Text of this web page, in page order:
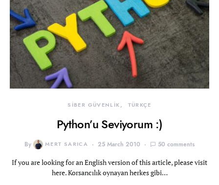
SİBER GÜVENLİK TÜRKÇE
Python’u Seviyorum :)
By MERT SARICA 25 March 2010 50 comments
If you are looking for an English version of this article, please visit
here. Korsancılık oynayan herkes gibi…